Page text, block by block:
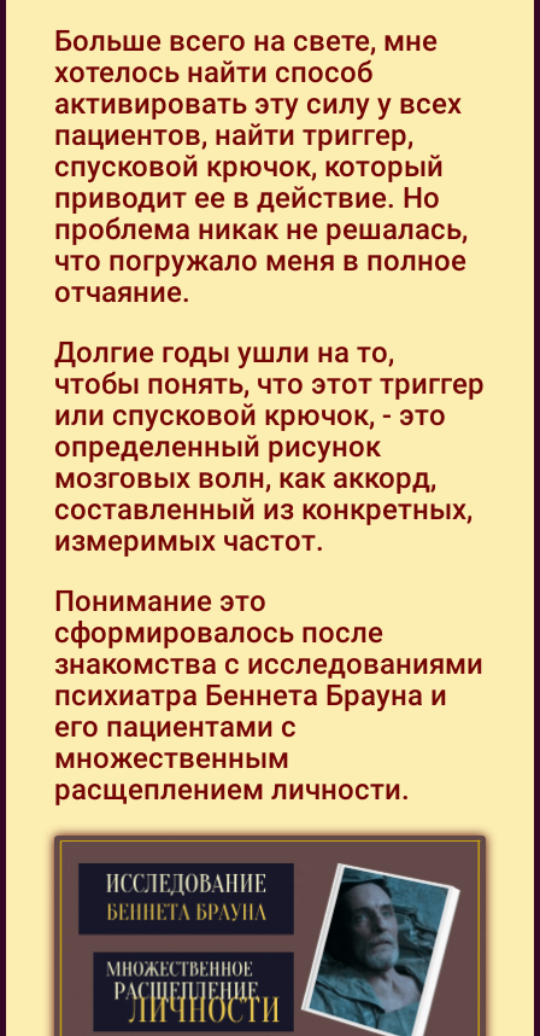
Больше всего на свете, мне
хотелось найти способ
активировать эту силу у всех
пациентов, найти триггер,
спусковой крючок, который
приводит ее в действие. Но
проблема никак не решалась,
что погружало меня в полное
отчаяние.
Долгие годы ушли на то,
чтобы понять, что этот триггер
или спусковой крючок, - это
определенный рисунок
мозговых волн, как аккорд,
составленный из конкретных,
измеримых частот.
Понимание это
сформировалось после
знакомства с исследованиями
психиатра Беннета Брауна и
его пациентами с
множественным
расщеплением личности.